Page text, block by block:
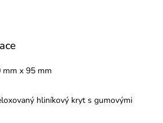
mm x 95 mm
hliníkový kryt s gumovými